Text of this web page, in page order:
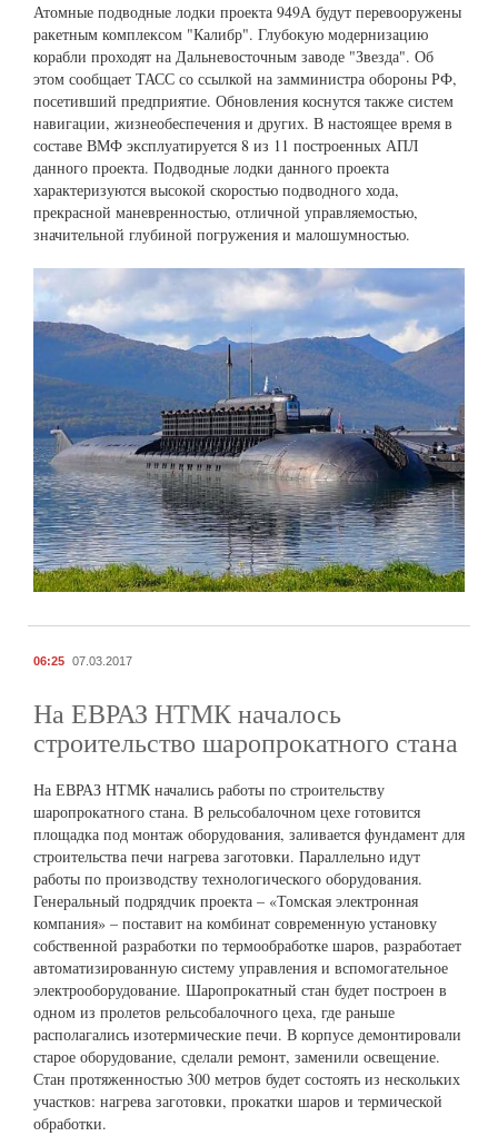
Атомные подводные лодки проекта 949А будут перевооружены
ракетным комплексом "Калибр". Глубокую модернизацию
корабли проходят на Дальневосточным заводе "Звезда". Об
этом сообщает ТАСС со ссылкой на замминистра обороны РФ,
посетивший предприятие. Обновления коснутся также систем
навигации, жизнеобеспечения и других. В настоящее время в
составе ВМФ эксплуатируется 8 из 11 построенных АПЛ
данного проекта. Подводные лодки данного проекта
характеризуются высокой скоростью подводного хода,
прекрасной маневренностью, отличной управляемостью,
значительной глубиной погружения и малошумностью.
06:25 07.03.2017
На ЕВРАЗ НТМК началось
строительство шаропрокатного стана
На ЕВРАЗ НТМК начались работы по строительству
шаропрокатного стана. В рельсобалочном цехе готовится
площадка под монтаж оборудования, заливается фундамент для
строительства печи нагрева заготовки. Параллельно идут
работы по производству технологического оборудования.
Генеральный подрядчик проекта – «Томская электронная
компания» – поставит на комбинат современную установку
собственной разработки по термообработке шаров, разработает
автоматизированную систему управления и вспомогательное
электрооборудование. Шаропрокатный стан будет построен в
одном из пролетов рельсобалочного цеха, где раньше
располагались изотермические печи. В корпусе демонтировали
старое оборудование, сделали ремонт, заменили освещение.
Стан протяженностью 300 метров будет состоять из нескольких
участков: нагрева заготовки, прокатки шаров и термической
обработки.